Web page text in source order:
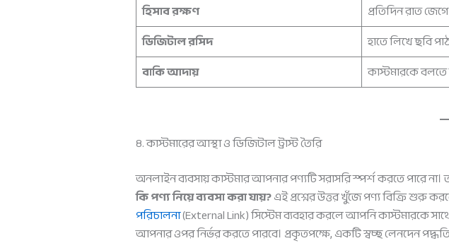
হিসাব রক্ষণ
প্রতিদিন রাত
ডিজিটাল রসিদ
হাতে লিখে ছবি
বাকি আদায়
কাস্টমারকে বলতে
৪. কাস্টমারের আস্থা ও ডিজিটাল ট্রাস্ট তৈরি
অনলাইন ব্যবসায় কাস্টমার আপনার পণ্যটি সরাসরি স্পর্শ করতে পারে
কি পণ্য নিয়ে ব্যবসা করা যায়?এই প্রশ্নের উত্তর খুঁজে পণ্য বিক্রি শুরু
পরিচালনা(External Link) সিস্টেম ব্যবহার করলে আপনি কাস্টমারকে
আপনার ওপর নির্ভর করতে পারবে। প্রকৃতপক্ষে, একটি স্বচ্ছ লেনদেন